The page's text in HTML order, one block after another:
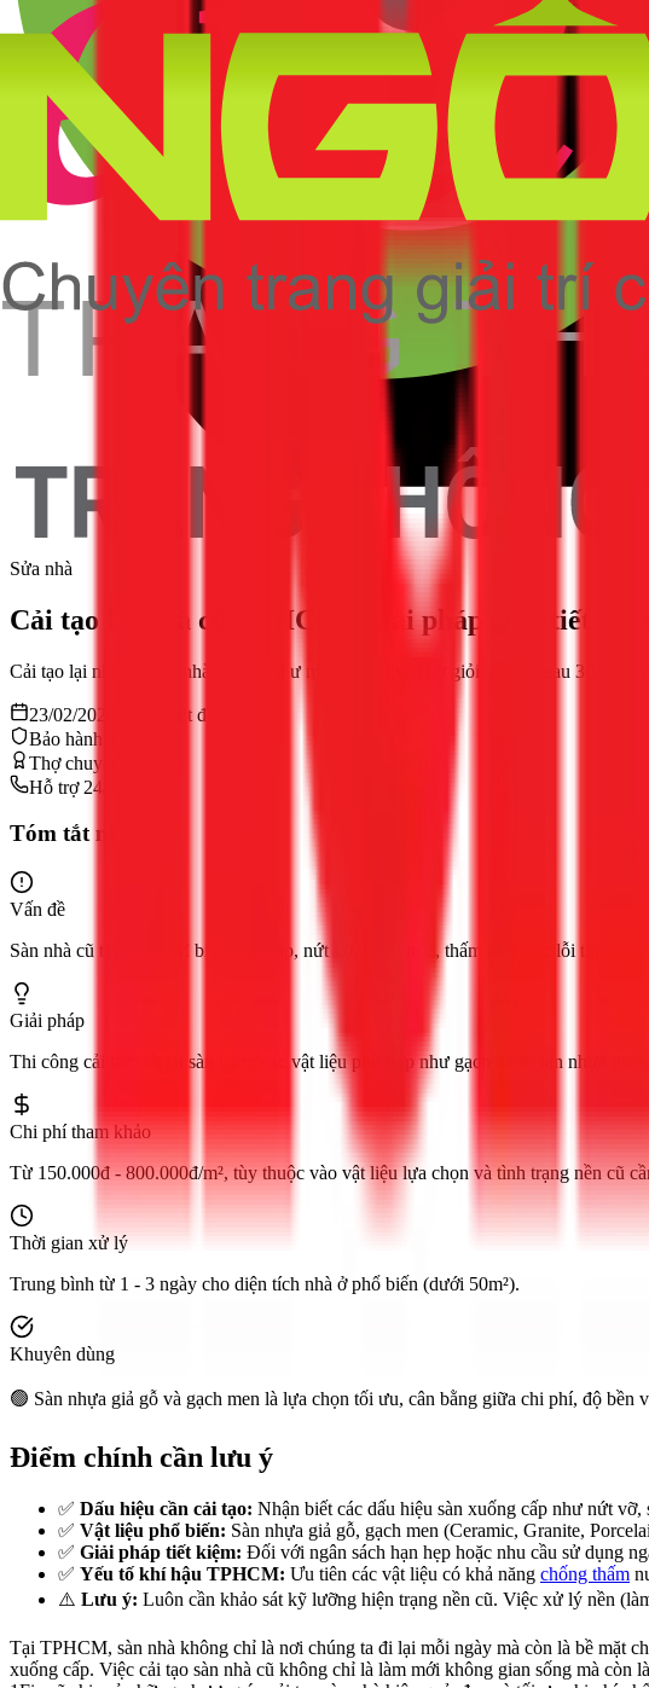
Sửa nhà
Cải tạo lại nhà cũ TPHCM: Giải pháp đẹp, tiết kiệm
Cải tạo lại nhà cũ, sàn nhà cũ đẹp như mới với 1Fix! Thợ giỏi, có mặt sau 30 phút,
23/02/2026
phút đọc
Bảo hành 12 tháng
Thợ chuyên nghiệp
Hỗ trợ 24/7
Tóm tắt nhanh
Vấn đề
Sàn nhà cũ tại TPHCM bị xuống cấp, nứt vỡ, bong tróc, thấm ẩm hoặc lỗi thời, gây
Giải pháp
Thi công cải tạo, lát lại sàn bằng các vật liệu phù hợp như gạch men, sàn nhựa giả
Chi phí tham khảo
Từ 150.000đ - 800.000đ/m², tùy thuộc vào vật liệu lựa chọn và tình trạng nền cũ
Thời gian xử lý
Trung bình từ 1 - 3 ngày cho diện tích nhà ở phổ biến (dưới 50m²).
Khuyên dùng
🟢 Sàn nhựa giả gỗ và gạch men là lựa chọn tối ưu, cân bằng giữa chi phí, độ
Điểm chính cần lưu ý
✅ Dấu hiệu cần cải tạo: Nhận biết các dấu hiệu sàn xuống cấp như nứt
✅ Vật liệu phổ biến: Sàn nhựa giả gỗ, gạch men (Ceramic, Granite,
✅ Giải pháp tiết kiệm: Đối với ngân sách hạn hẹp hoặc nhu cầu sử dụng
✅ Yếu tố khí hậu TPHCM: Ưu tiên các vật liệu có khả năng chống thấm
⚠️ Lưu ý: Luôn cần khảo sát kỹ lưỡng hiện trạng nền cũ. Việc xử lý nền
Tại TPHCM, sàn nhà không chỉ là nơi chúng ta đi lại mỗi ngày mà còn là bề mặt
xuống cấp. Việc cải tạo sàn nhà cũ không chỉ là làm mới không gian sống mà